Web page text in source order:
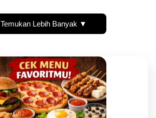
Temukan Lebih Banyak ▼